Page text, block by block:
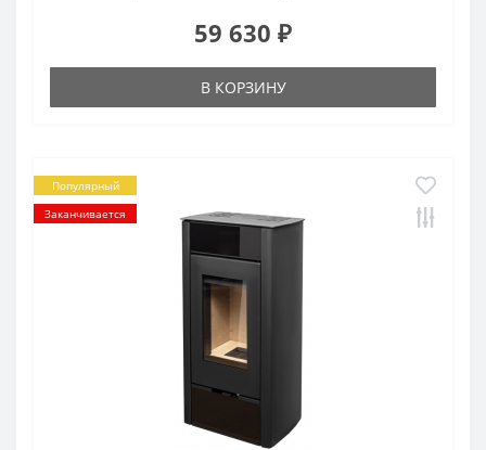
59 630 ₽
В КОРЗИНУ
Популярный
Заканчивается